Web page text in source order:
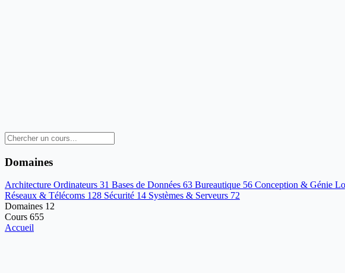
Domaines
Architecture Ordinateurs 31 Bases de Données 63 Bureautique 56 Conception & Génie
Réseaux & Télécoms 128 Sécurité 14 Systèmes & Serveurs 72
Domaines 12
Cours 655
Accueil